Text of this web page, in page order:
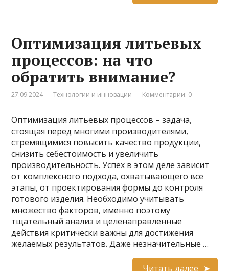
Оптимизация литьевых
процессов: на что
обратить внимание?
27.09.2024 Технологии и инновации Комментарии: 0
Оптимизация литьевых процессов – задача,
стоящая перед многими производителями,
стремящимися повысить качество продукции,
снизить себестоимость и увеличить
производительность. Успех в этом деле зависит
от комплексного подхода, охватывающего все
этапы, от проектирования формы до контроля
готового изделия. Необходимо учитывать
множество факторов, именно поэтому
тщательный анализ и целенаправленные
действия критически важны для достижения
желаемых результатов. Даже незначительные …
Читать далее